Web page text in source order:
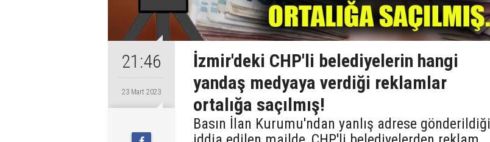
21:46
23 Mart 2023
İzmir'deki CHP'li belediyelerin hangi
yandaş medyaya verdiği reklamlar
ortalığa saçılmış!
Basın İlan Kurumu'ndan yanlış adrese gönderildiği